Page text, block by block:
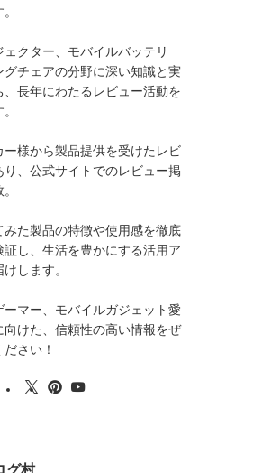
クター、モバイルバッテリ
グチェアの分野に深い知識と実
、長年にわたるレビュー活動を
ー様から製品提供を受けたレビ
り、公式サイトでのレビュー掲
みた製品の特徴や使用感を徹底
証し、生活を豊かにする活用ア
します。
ーマー、モバイルガジェット愛
向けた、信頼性の高い情報をぜ
さい！
グ村